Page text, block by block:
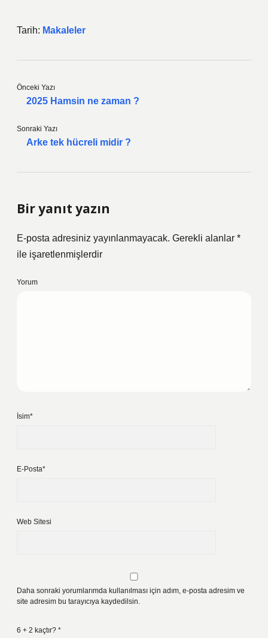
Tarih: Makaleler
Önceki Yazı
2025 Hamsin ne zaman ?
Sonraki Yazı
Arke tek hücreli midir ?
Bir yanıt yazın
E-posta adresiniz yayınlanmayacak. Gerekli alanlar *
ile işaretlenmişlerdir
Yorum
İsim*
E-Posta*
Web Sitesi
Daha sonraki yorumlarımda kullanılması için adım, e-posta adresim ve
site adresim bu tarayıcıya kaydedilsin.
6 + 2 kaçtır? *